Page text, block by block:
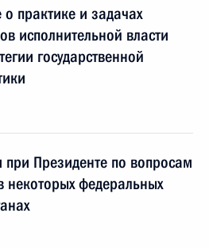
практике и задачах
исполнительной власти
государственной
Президенте по вопросам
некоторых федеральных